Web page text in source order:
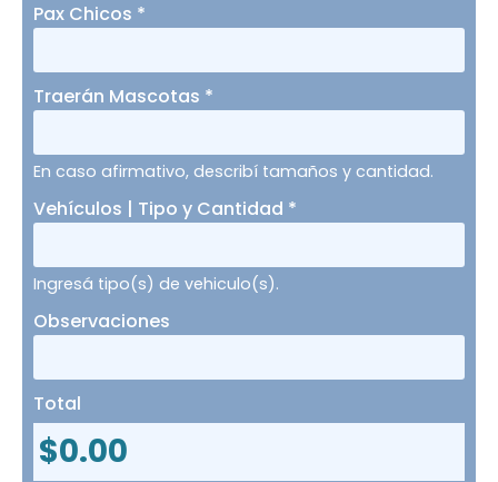
Pax Chicos *
Traerán Mascotas *
En caso afirmativo, describí tamaños y cantidad.
Vehículos | Tipo y Cantidad *
Ingresá tipo(s) de vehiculo(s).
Observaciones
Total
$0.00